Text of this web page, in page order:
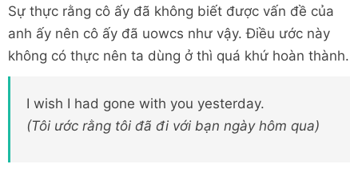
Sự thực rằng cô ấy đã không biết được vấn đề của
anh ấy nên cô ấy đã uowcs như vậy. Điều ước này
không có thực nên ta dùng ở thì quá khứ hoàn thành.
I wish I had gone with you yesterday.
(Tôi ước rằng tôi đã đi với bạn ngày hôm qua)